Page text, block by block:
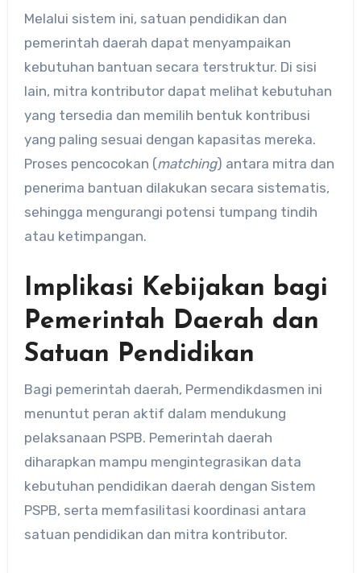
Melalui sistem ini, satuan pendidikan dan
pemerintah daerah dapat menyampaikan
kebutuhan bantuan secara terstruktur. Di sisi
lain, mitra kontributor dapat melihat kebutuhan
yang tersedia dan memilih bentuk kontribusi
yang paling sesuai dengan kapasitas mereka.
Proses pencocokan (matching) antara mitra dan
penerima bantuan dilakukan secara sistematis,
sehingga mengurangi potensi tumpang tindih
atau ketimpangan.
Implikasi Kebijakan bagi
Pemerintah Daerah dan
Satuan Pendidikan
Bagi pemerintah daerah, Permendikdasmen ini
menuntut peran aktif dalam mendukung
pelaksanaan PSPB. Pemerintah daerah
diharapkan mampu mengintegrasikan data
kebutuhan pendidikan daerah dengan Sistem
PSPB, serta memfasilitasi koordinasi antara
satuan pendidikan dan mitra kontributor.